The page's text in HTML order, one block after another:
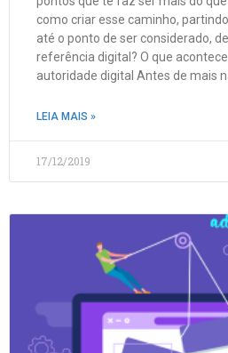
como criar esse caminho,
até o ponto de ser considerado,
referência digital? O que
autoridade digital Antes de mais
LEIA MAIS »
17/12/2019